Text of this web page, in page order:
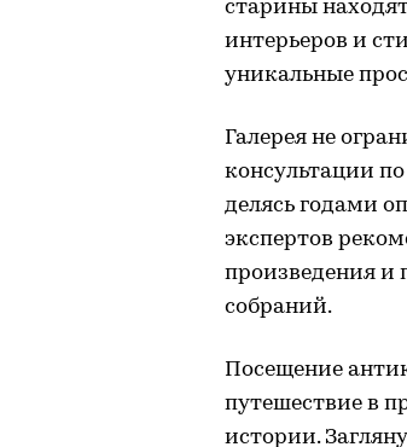
старины
интерьеров и
уникальные
Галерея не
консультации
делясь годами
экспертов
произведения и
собраний.
Посещение
путешествие в
истории.